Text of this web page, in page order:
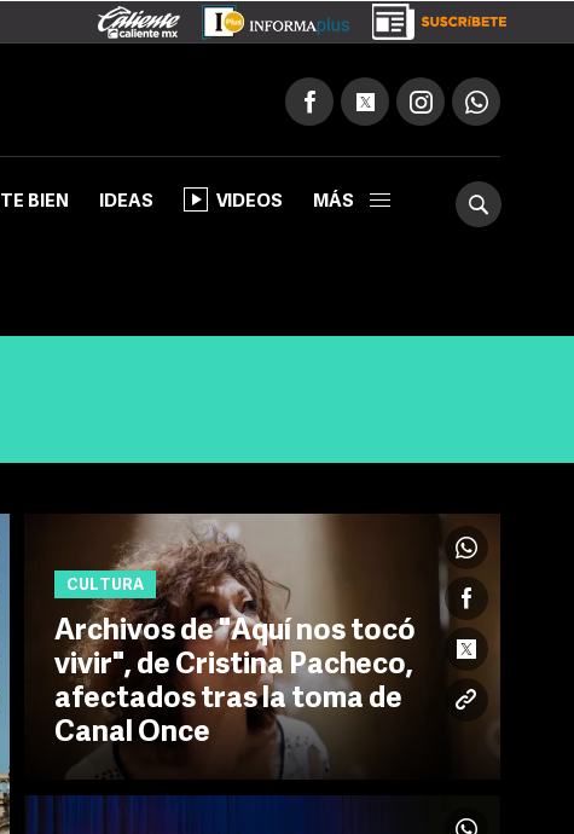
BIEN IDEAS VIDEOS MÁS
CULTURA
Archivos de "Aquí nos tocó
vivir", de Cristina Pacheco,
afectados tras la toma de
Canal Once